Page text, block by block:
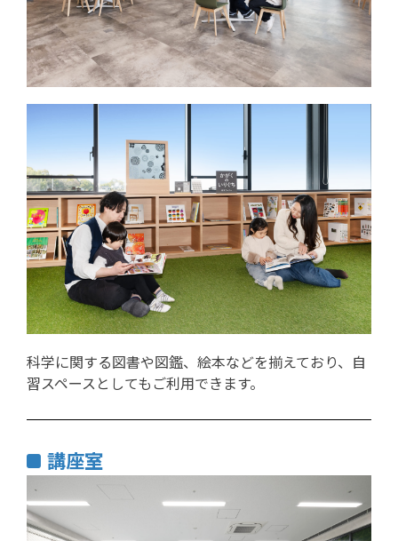
科学に関する図書や図鑑、絵本などを揃えており、自
習スペースとしてもご利用できます。
講座室